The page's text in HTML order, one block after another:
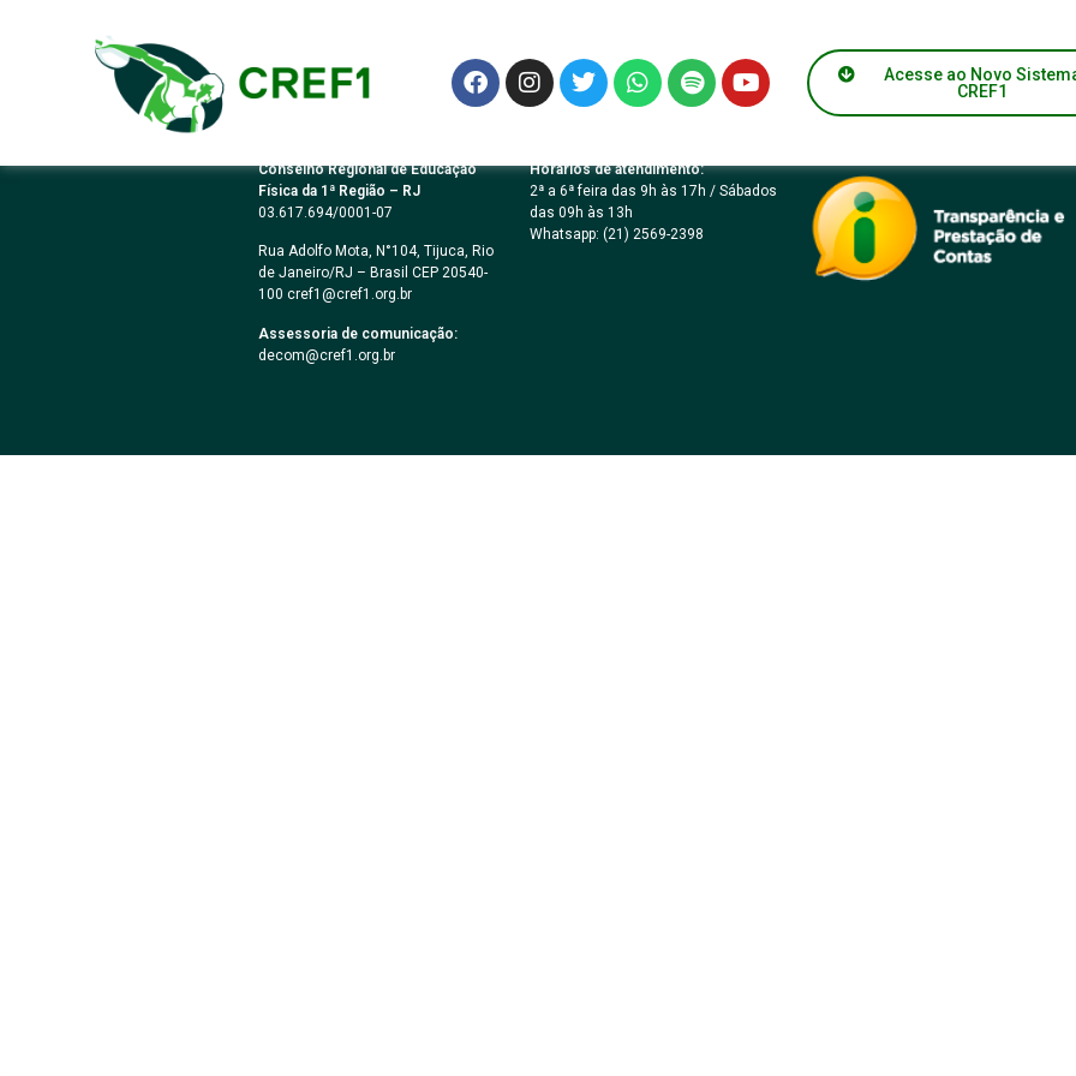
Acesse ao Novo
CREF1
RESOLUÇÃO CREF1/RJ Nº 135/2024
Conselho Regional de Educação
Física da 1ª Região – RJ
03.617.694/0001-07
Rua Adolfo Mota, N°104, Tijuca, Rio
de Janeiro/RJ – Brasil CEP 20540-
100 cref1@cref1.org.br
Assessoria de comunicação:
decom@cref1.org.br
Horários de atendimento:
2ª a 6ª feira das 9h às 17h / Sábados
das 09h às 13h
Whatsapp: (21) 2569-2398